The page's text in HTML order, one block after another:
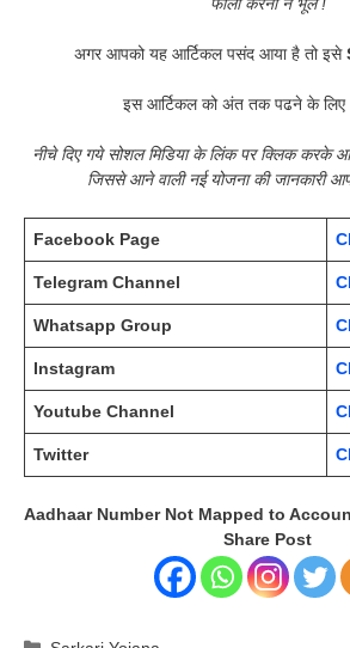
अगर आपको यह आर्टिकल पसंद आया है तो इसे
इस आर्टिकल को अंत तक पढने के लिए
नीचे दिए गये सोशल मिडिया के लिंक पर क्लिक करके
जिससे आने वाली नई योजना की जानकारी
Facebook Page
Telegram Channel
Whatsapp Group
Instagram
Youtube Channel
Twitter
Aadhaar Number Not Mapped to
Share Post
Categories